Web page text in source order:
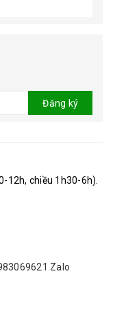
Đăng ký
12h, chiều 1h30-6h).
Zalo